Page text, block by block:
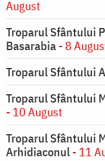
August
Troparul Sfântului
Basarabia- 8
Troparul Sfântului
Troparul Sfântului
- 10 August
Troparul Sfântului
Arhidiaconul- 11